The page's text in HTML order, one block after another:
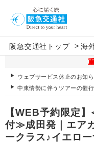
阪急交通社トップ > 海
ウェブサービス休止のお知
中東情勢に伴うツアーの催
【WEB予約限定
付≫成田発｜エア
ークラス♪イエロ